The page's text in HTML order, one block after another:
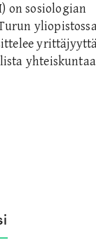
on sosiologian